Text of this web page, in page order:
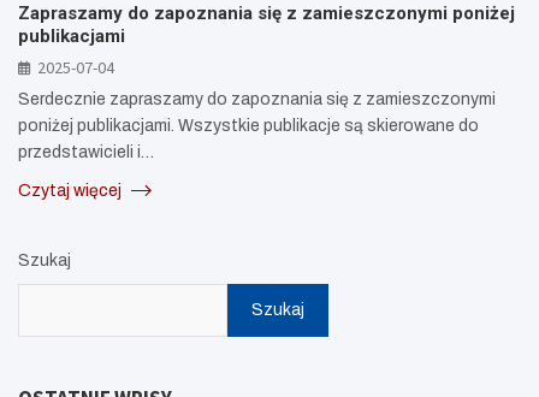
Zapraszamy do zapoznania się z zamieszczonymi poniżej
publikacjami
2025-07-04
Serdecznie zapraszamy do zapoznania się z zamieszczonymi
poniżej publikacjami. Wszystkie publikacje są skierowane do
przedstawicieli i…
Czytaj więcej
Szukaj
Szukaj